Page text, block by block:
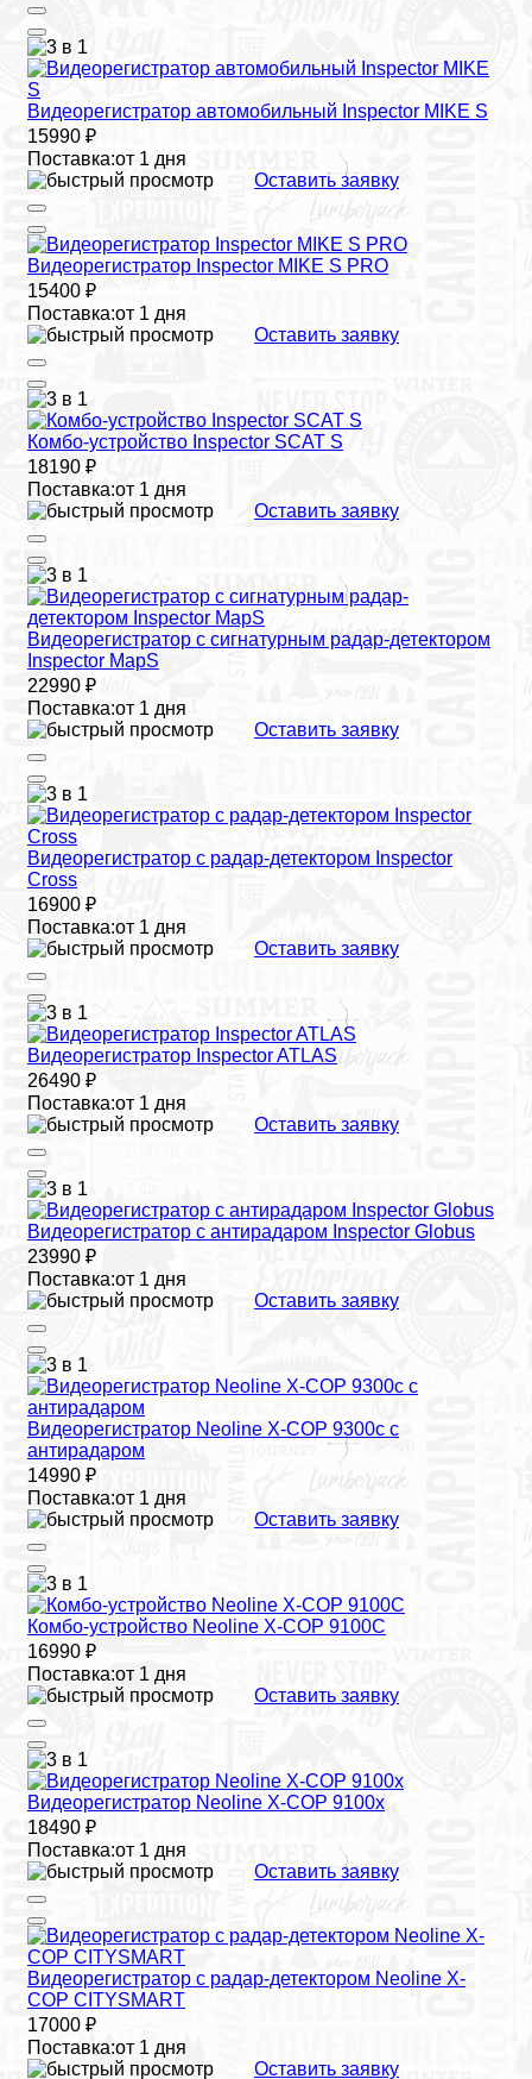
Видеорегистратор автомобильный Inspector MIKE S
15990 ₽
Поставка:от 1 дня
Оставить заявку
Видеорегистратор Inspector MIKE S PRO
15400 ₽
Поставка:от 1 дня
Оставить заявку
Комбо-устройство Inspector SCAT S
18190 ₽
Поставка:от 1 дня
Оставить заявку
Видеорегистратор с сигнатурным радар-детектором
Inspector MapS
22990 ₽
Поставка:от 1 дня
Оставить заявку
Видеорегистратор с радар-детектором Inspector
Cross
16900 ₽
Поставка:от 1 дня
Оставить заявку
Видеорегистратор Inspector ATLAS
26490 ₽
Поставка:от 1 дня
Оставить заявку
Видеорегистратор с антирадаром Inspector Globus
23990 ₽
Поставка:от 1 дня
Оставить заявку
Видеорегистратор Neoline X-COP 9300c с
антирадаром
14990 ₽
Поставка:от 1 дня
Оставить заявку
Комбо-устройство Neoline X-COP 9100C
16990 ₽
Поставка:от 1 дня
Оставить заявку
Видеорегистратор Neoline X-COP 9100x
18490 ₽
Поставка:от 1 дня
Оставить заявку
Видеорегистратор с радар-детектором Neoline X-
COP CITYSMART
17000 ₽
Поставка:от 1 дня
Оставить заявку